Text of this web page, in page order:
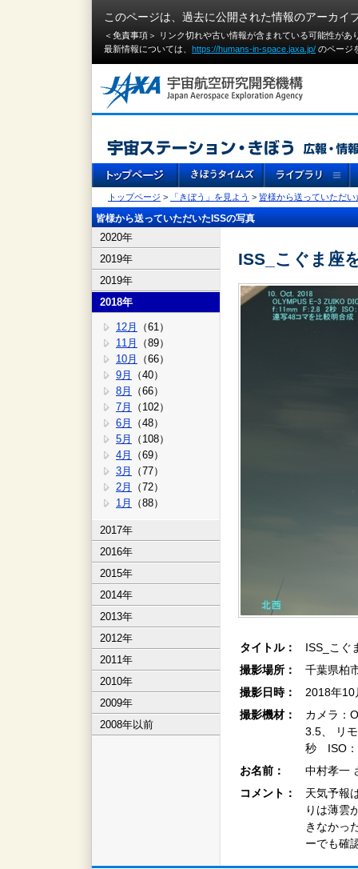
このページは、過去に公開された情報のアーカイ
＜免責事項＞ リンク切れや古い情報が含まれている可能性が
最新情報については、 https://humans-in-space.jaxa.jp/ のページ
トップページ > 「きぼう」を見よう > 皆様から送っていただい
皆様から送っていただいたISSの写真
2020年
2019年
2019年
2018年
12月
（61）
11月
（89）
10月
（66）
9月
（40）
8月
（66）
7月
（102）
6月
（48）
5月
（108）
4月
（69）
3月
（77）
2月
（72）
1月
（88）
2017年
2016年
2015年
2014年
2013年
2012年
2011年
2010年
2009年
2008年以前
ISS_こぐま座
タイトル：
ISS_こぐ
撮影場所：
千葉県柏
撮影日時：
2018年
撮影機材：
カメラ：
3.5、 リ
秒 ISO：
お名前：
中村孝一
コメント：
天気予報
りは薄雲
きなかっ
ーでも確